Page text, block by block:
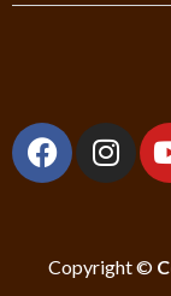
Copyright ©